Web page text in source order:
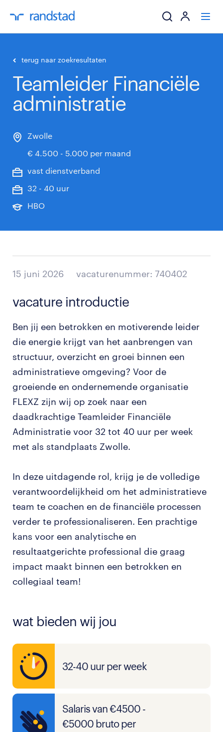
werkgevers
terug naar zoekresultaten
Teamleider Financiële
administratie
Zwolle
€ 4.500 - 5.000 per maand
vast dienstverband
32 - 40 uur
HBO
15 juni 2026 vacaturenummer: 740402
vacature introductie
Ben jij een betrokken en motiverende leider
die energie krijgt van het aanbrengen van
structuur, overzicht en groei binnen een
administratieve omgeving? Voor de
groeiende en ondernemende organisatie
FLEXZ zijn wij op zoek naar een
daadkrachtige Teamleider Financiële
Administratie voor 32 tot 40 uur per week
met als standplaats Zwolle.
In deze uitdagende rol, krijg je de volledige
verantwoordelijkheid om het administratieve
team te coachen en de financiële processen
verder te professionaliseren. Een prachtige
kans voor een analytische en
resultaatgerichte professional die graag
impact maakt binnen een betrokken en
collegiaal team!
wat bieden wij jou
32-40 uur per week
Salaris van €4500 -
€5000 bruto per